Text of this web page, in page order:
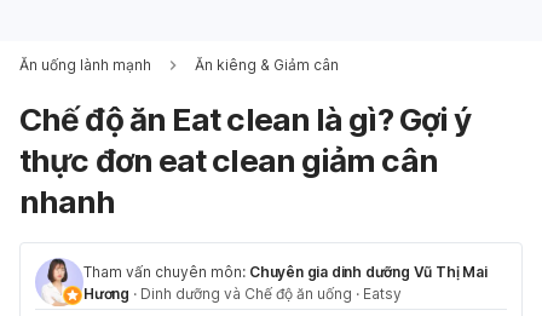
Ăn uống lành mạnh Ăn kiêng & Giảm cân
Chế độ ăn Eat clean là gì? Gợi ý
thực đơn eat clean giảm cân
nhanh
Tham vấn chuyên môn: Chuyên gia dinh dưỡng Vũ Thị Mai
Hương · Dinh dưỡng và Chế độ ăn uống · Eatsy